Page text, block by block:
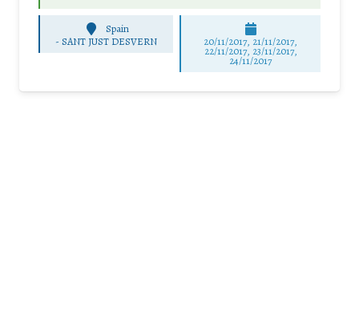
Spain
-SANT JUST DESVERN 20/11/2017, 21/11/2017,
22/11/2017, 23/11/2017,
24/11/2017